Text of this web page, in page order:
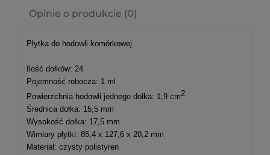
Opinie o produkcie (0)
Płytka do hodowli komórkowej
Ilość dołków: 24
Pojemność robocza: 1 ml
Powierzchnia hodowli jednego dołka: 1,9 cm2
Średnica dołka: 15,5 mm
Wysokość dołka: 17,5 mm
Wimiary płytki: 85,4 x 127,6 x 20,2 mm
Materiał: czysty polistyren